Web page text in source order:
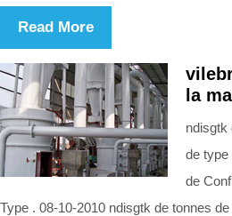
Read More
la
ndisgtk
de type
de
Type . 08-10-2010 ndisgtk de tonnes